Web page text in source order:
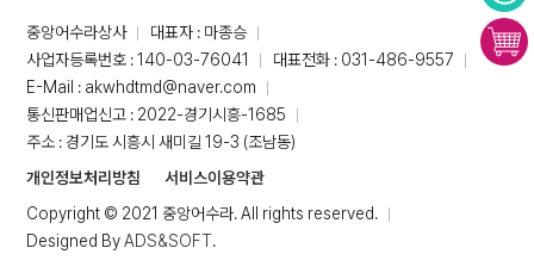
중앙어수라상사
대표자 : 마종승
사업자등록번호 : 140-03-76041
대표전화 : 031-486-9557
E-Mail : akwhdtmd@naver.com
통신판매업신고 : 2022-경기시흥-1685
주소 : 경기도 시흥시 새미길 19-3 (조남동)
개인정보처리방침
서비스이용약관
Copyright © 2021 중앙어수라. All rights reserved.
Designed ByADS&SOFT.